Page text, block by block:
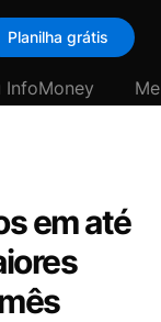
Planilha grátis
InfoMoney
em até